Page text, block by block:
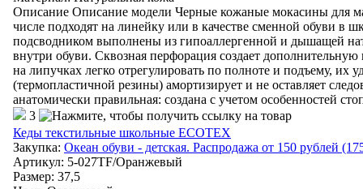
Описание Описание модели Черные кожаные мокасины для
числе подходят на линейку или в качестве сменной обуви в
подсводником выполнены из гипоаллергенной и дышащей
внутри обуви. Сквозная перфорация создает
на липучках легко отрегулировать по полноте и подъему, их
(термопластичной резины) амортизирует и не оставляет
анатомически правильная: создана с учетом особенностей
3
Кеды текстильные школьные ECOTEX
Закупка: Океан обуви - детская. Распродажа от 150 рублей
Артикул: 5-027TF/Оранжевый
Размер: 37,5